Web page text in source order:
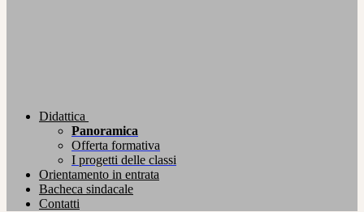
Didattica
Panoramica
Offerta formativa
I progetti delle classi
Orientamento in entrata
Bacheca sindacale
Contatti